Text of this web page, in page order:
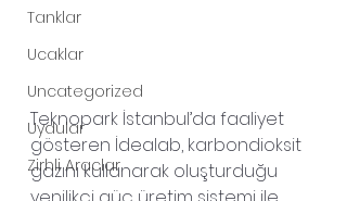
Tanklar
Ucaklar
Uncategorized
Uydular
Zirhli Araclar
Teknopark İstanbul’da faaliyet
gösteren İdealab, karbondioksit
gazını kullanarak oluşturduğu